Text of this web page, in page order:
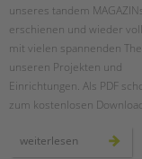
unseres tandem
erschienen und wieder
mit vielen spannenden
unseren Projekten und
Einrichtungen. Als PDF
zum kostenlosen
weiterlesen
tandem